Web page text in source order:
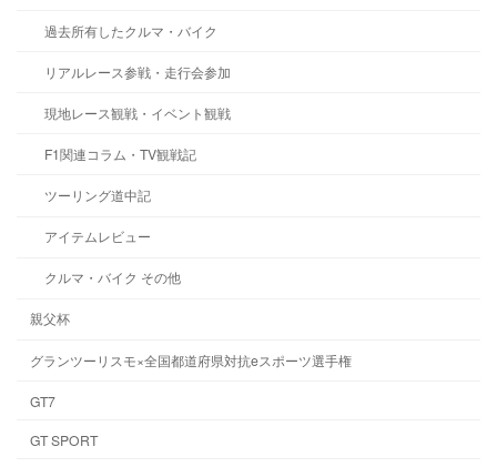
過去所有したクルマ・バイク
リアルレース参戦・走行会参加
現地レース観戦・イベント観戦
F1関連コラム・TV観戦記
ツーリング道中記
アイテムレビュー
クルマ・バイク その他
親父杯
グランツーリスモ×全国都道府県対抗eスポーツ選手権
GT7
GT SPORT